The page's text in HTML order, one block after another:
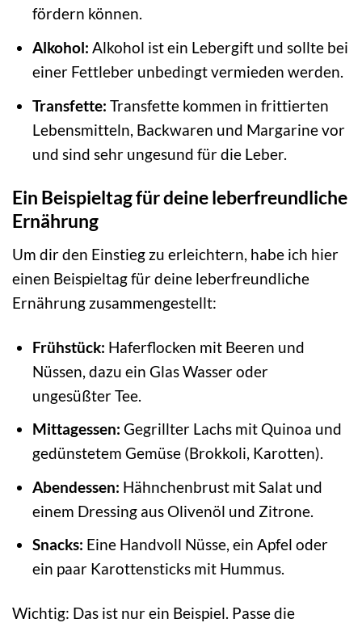
fördern können.
Alkohol: Alkohol ist ein Lebergift und sollte bei
einer Fettleber unbedingt vermieden werden.
Transfette: Transfette kommen in frittierten
Lebensmitteln, Backwaren und Margarine vor
und sind sehr ungesund für die Leber.
Ein Beispieltag für deine leberfreundliche
Ernährung
Um dir den Einstieg zu erleichtern, habe ich hier
einen Beispieltag für deine leberfreundliche
Ernährung zusammengestellt:
Frühstück: Haferflocken mit Beeren und
Nüssen, dazu ein Glas Wasser oder
ungesüßter Tee.
Mittagessen: Gegrillter Lachs mit Quinoa und
gedünstetem Gemüse (Brokkoli, Karotten).
Abendessen: Hähnchenbrust mit Salat und
einem Dressing aus Olivenöl und Zitrone.
Snacks: Eine Handvoll Nüsse, ein Apfel oder
ein paar Karottensticks mit Hummus.
Wichtig: Das ist nur ein Beispiel. Passe die